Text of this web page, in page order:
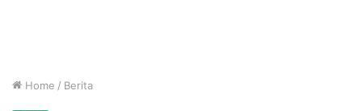
Home / Berita